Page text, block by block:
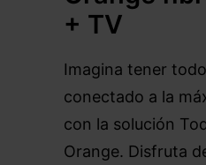
+ TV
Imagina tener
conectado a la
con la solución
Orange. Disfruta